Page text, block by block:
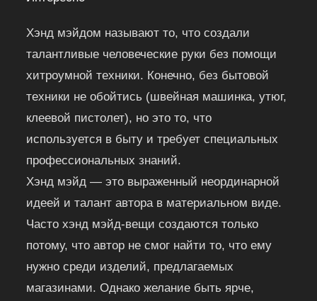
Хэнд мэйдом называют то, что создали
талантливые человеческие руки без помощи
хитроумной техники. Конечно, без бытовой
техники не обойтись (швейная машинка, утюг,
клеевой пистолет), но это то, что
используется в быту и требует специальных
профессиональных знаний.
Хэнд мэйд — это выраженный неординарной
идеей и талант автора в материальном виде.
Часто хэнд мэйд-вещи создаются только
потому, что автор не смог найти то, что ему
нужно среди изделий, предлагаемых
магазинами. Однако желание быть ярче,